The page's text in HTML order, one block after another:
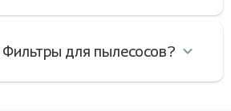
для пылесосов?